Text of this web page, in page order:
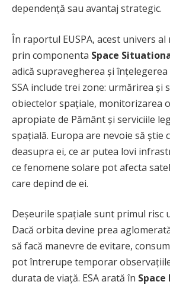
dependență sau avantaj strategic.
În raportul EUSPA, acest univers
prin componenta Space
adică supravegherea și
SSA include trei zone: urmărirea și
obiectelor spațiale, monitorizarea
apropiate de Pământ și serviciile
spațială. Europa are nevoie să știe
deasupra ei, ce ar putea lovi
ce fenomene solare pot afecta
care depind de ei.
Deșeurile spațiale sunt primul risc
Dacă orbita devine prea
să facă manevre de evitare,
pot întrerupe temporar
durata de viață. ESA arată în